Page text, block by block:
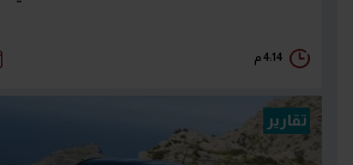
4:14 م
تقارير